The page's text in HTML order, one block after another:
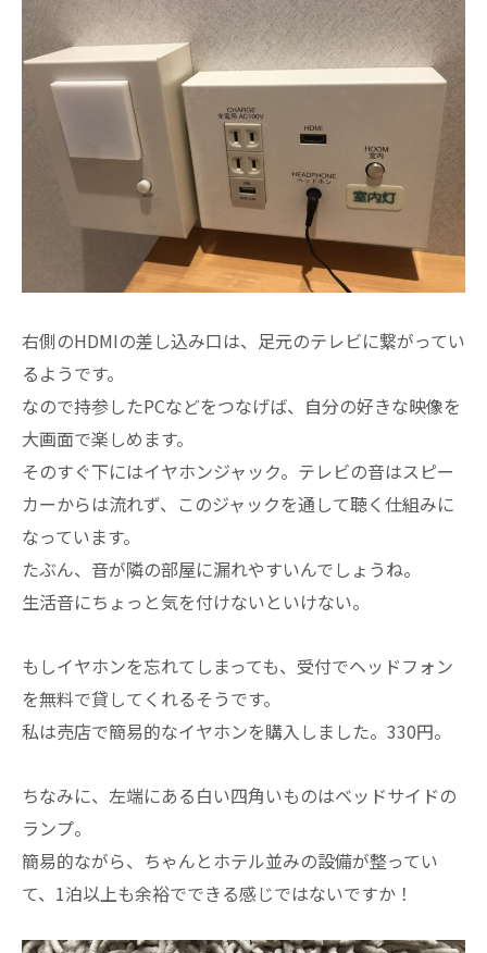
右側のHDMIの差し込み口は、足元のテレビに繋がってい
るようです。
なので持参したPCなどをつなげば、自分の好きな映像を
大画面で楽しめます。
そのすぐ下にはイヤホンジャック。テレビの音はスピー
カーからは流れず、このジャックを通して聴く仕組みに
なっています。
たぶん、音が隣の部屋に漏れやすいんでしょうね。
生活音にちょっと気を付けないといけない。
もしイヤホンを忘れてしまっても、受付でヘッドフォン
を無料で貸してくれるそうです。
私は売店で簡易的なイヤホンを購入しました。330円。
ちなみに、左端にある白い四角いものはベッドサイドの
ランプ。
簡易的ながら、ちゃんとホテル並みの設備が整ってい
て、1泊以上も余裕でできる感じではないですか！